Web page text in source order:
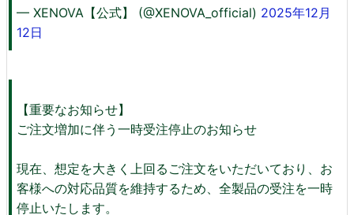
— XENOVA【公式】 (@XENOVA_official) 2025年12月
12日
【重要なお知らせ】
ご注文増加に伴う一時受注停止のお知らせ
現在、想定を大きく上回るご注文をいただいており、お
客様への対応品質を維持するため、全製品の受注を一時
停止いたします。